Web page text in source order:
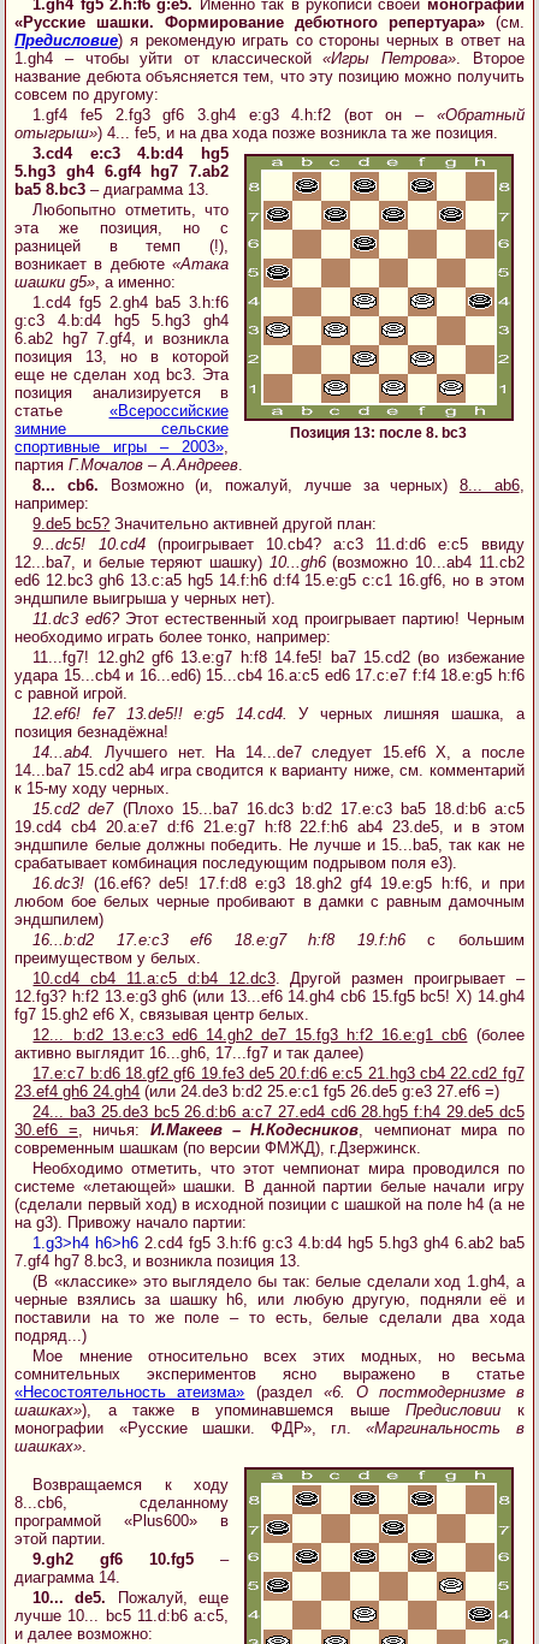
1.gh4 fg5 2.h:f6 g:e5. Именно так в рукописи своей монографии
«Русские шашки. Формирование дебютного репертуара»(см.
Предисловие) я рекомендую играть со стороны черных в ответ на
1.gh4 – чтобы уйти от классической«Игры Петрова». Второе
название дебюта объясняется тем, что эту позицию можно получить
совсем по другому:
1.gf4 fe5 2.fg3 gf6 3.gh4 e:g3 4.h:f2 (вот он – «Обратный
отыгрыш») 4... fe5, и на два хода позже возникла та же позиция.
Позиция 13: после 8. bc3
3.cd4 e:c3 4.b:d4 hg5
5.hg3 gh4 6.gf4 hg7 7.ab2
ba5 8.bc3 – диаграмма 13.
Любопытно отметить, что
эта же позиция, но с
разницей в темп (!),
возникает в дебюте «Атака
шашки g5», а именно:
1.cd4 fg5 2.gh4 ba5 3.h:f6
g:c3 4.b:d4 hg5 5.hg3 gh4
6.ab2 hg7 7.gf4, и возникла
позиция 13, но в которой
еще не сделан ход bc3. Эта
позиция анализируется в
статье «Всероссийские
зимние сельские
спортивные игры – 2003»,
партияГ.Мочалов – А.Андреев.
8... cb6. Возможно (и, пожалуй, лучше за черных) 8... ab6,
например:
9.de5 bc5? Значительно активней другой план:
9...dc5! 10.cd4(проигрывает 10.cb4? a:c3 11.d:d6 e:c5 ввиду
12...ba7, и белые теряют шашку) 10...gh6(возможно 10...ab4 11.cb2
ed6 12.bc3 gh6 13.c:a5 hg5 14.f:h6 d:f4 15.e:g5 c:c1 16.gf6, но в этом
эндшпиле выигрыша у черных нет).
11.dc3 ed6?Этот естественный ход проигрывает партию! Черным
необходимо играть более тонко, например:
11...fg7! 12.gh2 gf6 13.e:g7 h:f8 14.fe5! ba7 15.cd2 (во избежание
удара 15...cb4 и 16...ed6) 15...cb4 16.a:c5 ed6 17.c:e7 f:f4 18.e:g5 h:f6
с равной игрой.
12.ef6! fe7 13.de5!! e:g5 14.cd4.
У черных лишняя шашка, а
позиция безнадёжна!
14...ab4.
Лучшего нет. На 14...de7 следует 15.ef6 X, а после
14...ba7 15.cd2 ab4 игра сводится к варианту ниже, см. комментарий
к 15-му ходу черных.
15.cd2 de7(Плохо 15...ba7 16.dc3 b:d2 17.e:c3 ba5 18.d:b6 a:c5
19.cd4 cb4 20.a:e7 d:f6 21.e:g7 h:f8 22.f:h6 ab4 23.de5, и в этом
эндшпиле белые должны победить. Не лучше и 15...ba5, так как не
срабатывает комбинация последующим подрывом поля e3).
16.dc3! (16.ef6? de5! 17.f:d8 e:g3 18.gh2 gf4 19.e:g5 h:f6, и при
любом бое белых черные пробивают в дамки с равным дамочным
эндшпилем)
16...b:d2 17.e:c3 ef6 18.e:g7 h:f8 19.f:h6с большим
преимуществом у белых.
10.cd4 cb4 11.a:c5 d:b4 12.dc3. Другой размен проигрывает –
12.fg3? h:f2 13.e:g3 gh6 (или 13...ef6 14.gh4 cb6 15.fg5 bc5! X) 14.gh4
fg7 15.gh2 ef6 X, связывая центр белых.
12... b:d2 13.e:c3 ed6 14.gh2 de7 15.fg3 h:f2 16.e:g1 cb6 (более
активно выглядит 16...gh6, 17...fg7 и так далее)
17.e:c7 b:d6 18.gf2 gf6 19.fe3 de5 20.f:d6 e:c5 21.hg3 cb4 22.cd2 fg7
23.ef4 gh6 24.gh4 (или 24.de3 b:d2 25.e:c1 fg5 26.de5 g:e3 27.ef6 =)
24... ba3 25.de3 bc5 26.d:b6 a:c7 27.ed4 cd6 28.hg5 f:h4 29.de5 dc5
30.ef6 =, ничья: И.Макеев – Н.Кодесников, чемпионат мира по
современным шашкам (по версии ФМЖД), г.Дзержинск.
Необходимо отметить, что этот чемпионат мира проводился по
системе «летающей» шашки. В данной партии белые начали игру
(сделали первый ход) в исходной позиции с шашкой на поле h4 (а не
на g3). Привожу начало партии:
1.g3>h4 h6>h6 2.cd4 fg5 3.h:f6 g:c3 4.b:d4 hg5 5.hg3 gh4 6.ab2 ba5
7.gf4 hg7 8.bc3, и возникла позиция 13.
(В «классике» это выглядело бы так: белые сделали ход 1.gh4, а
черные взялись за шашку h6, или любую другую, подняли её и
поставили на то же поле – то есть, белые сделали два хода
подряд...)
Мое мнение относительно всех этих модных, но весьма
сомнительных экспериментов ясно выражено в статье
«Несостоятельность атеизма» (раздел «6. О постмодернизме в
шашках»), а также в упоминавшемся вышеПредисловии к
монографии «Русские шашки. ФДР», гл.«Маргинальность в
шашках».
Возвращаемся к ходу
8...cb6, сделанному
программой «Plus600» в
этой партии.
9.gh2 gf6 10.fg5–
диаграмма 14.
10... de5. Пожалуй, еще
лучше 10... bc5 11.d:b6 a:c5,
и далее возможно: